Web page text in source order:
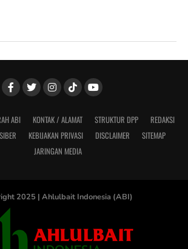
ABI KONTAK / ALAMAT STRUKTUR DPP
REDAKSI
KEBIJAKAN PRIVASI DISCLAIMER
SITEMAP
JARINGAN MEDIA
2025 | Ahlulbait Indonesia (ABI)